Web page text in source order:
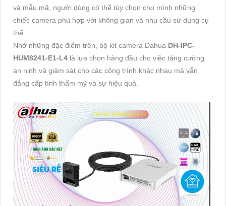
và mẫu mã, người dùng có thể tùy chọn cho mình những
chiếc camera phù hợp với không gian và nhu cầu sử dụng cụ
thể.
Nhờ những đặc điểm trên, bộ kit camera Dahua DH-IPC-
HUM8241-E1-L4 là lựa chọn hàng đầu cho việc tăng cường
an ninh và giám sát cho các công trình khác nhau mà vẫn
đẳng cấp tính thẩm mỹ và sự hiệu quả.